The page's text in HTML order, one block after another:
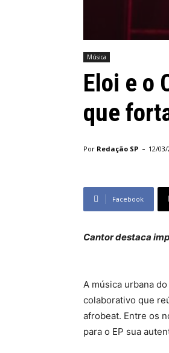
Música
Eloi e o
que
Por Redação SP - 12/
Facebook
Cantor destaca
A música urbana
colaborativo que
afrobeat. Entre os
para o EP sua